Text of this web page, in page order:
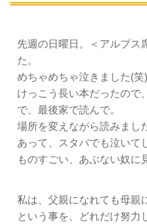
先週の日曜日。＜アルプス
た。
めちゃめちゃ泣きました(笑)
けっこう長い本だったので
で、最後家で読んで。
場所を変えながら読みまし
あって、スタバでも泣いて
ものすごい、あぶない奴に
私は、父親になれても母親
という事を、どれだけ努力